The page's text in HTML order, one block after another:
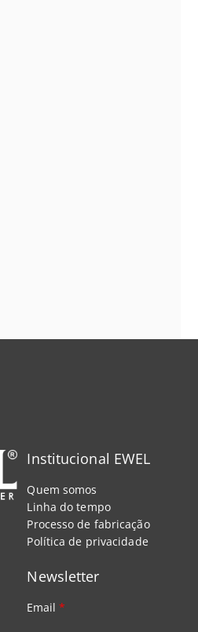
Institucional EWEL
Quem somos
Linha do tempo
Processo de fabricação
Política de privacidade
Newsletter
Email*